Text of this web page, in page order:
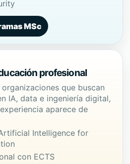
MSc
profesional
que buscan
IA, data e ingeniería digital,
aparece de
Intelligence for
con ECTS